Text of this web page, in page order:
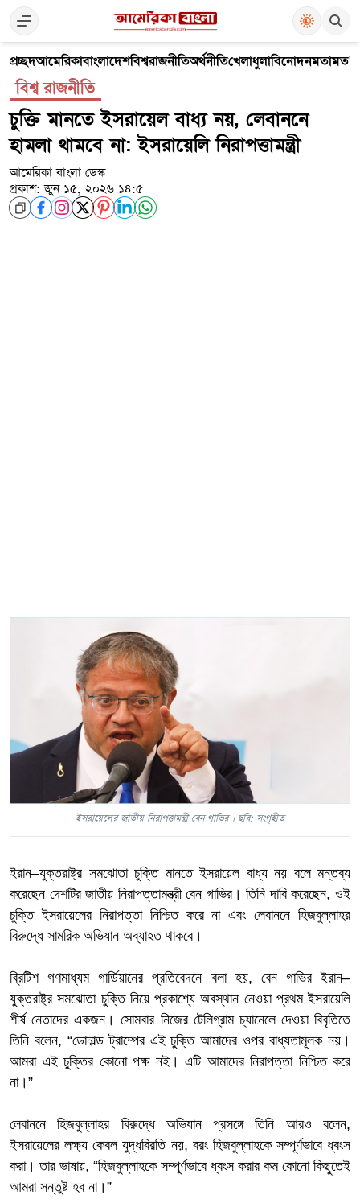
প্রচ্ছদআমেরিকাবাংলাদেশবিশ্বরাজনীতিঅর্থনীতিখেলাধুলাবিনোদনমতামত
বিশ্ব রাজনীতি
চুক্তি মানতে ইসরায়েল বাধ্য নয়, লেবাননে
হামলা থামবে না: ইসরায়েলি নিরাপত্তামন্ত্রী
আমেরিকা বাংলা ডেস্ক
প্রকাশ: জুন ১৫, ২০২৬ ১৪:৫
ইসরায়েলের জাতীয় নিরাপত্তামন্ত্রী বেন গাভির । ছবি: সংগৃহীত
ইরান–যুক্তরাষ্ট্র সমঝোতা চুক্তি মানতে ইসরায়েল বাধ্য নয় বলে মন্তব্য
করেছেন দেশটির জাতীয় নিরাপত্তামন্ত্রী বেন গাভির। তিনি দাবি করেছেন, ওই
চুক্তি ইসরায়েলের নিরাপত্তা নিশ্চিত করে না এবং লেবাননে হিজবুল্লাহর
বিরুদ্ধে সামরিক অভিযান অব্যাহত থাকবে।
ব্রিটিশ গণমাধ্যম গার্ডিয়ানের প্রতিবেদনে বলা হয়, বেন গাভির ইরান–
যুক্তরাষ্ট্র সমঝোতা চুক্তি নিয়ে প্রকাশ্যে অবস্থান নেওয়া প্রথম ইসরায়েলি
শীর্ষ নেতাদের একজন। সোমবার নিজের টেলিগ্রাম চ্যানেলে দেওয়া বিবৃতিতে
তিনি বলেন, “ডোনাল্ড ট্রাম্পের এই চুক্তি আমাদের ওপর বাধ্যতামূলক নয়।
আমরা এই চুক্তির কোনো পক্ষ নই। এটি আমাদের নিরাপত্তা নিশ্চিত করে
না।”
লেবাননে হিজবুল্লাহর বিরুদ্ধে অভিযান প্রসঙ্গে তিনি আরও বলেন,
ইসরায়েলের লক্ষ্য কেবল যুদ্ধবিরতি নয়, বরং হিজবুল্লাহকে সম্পূর্ণভাবে ধ্বংস
করা। তার ভাষায়, “হিজবুল্লাহকে সম্পূর্ণভাবে ধ্বংস করার কম কোনো কিছুতেই
আমরা সন্তুষ্ট হব না।”